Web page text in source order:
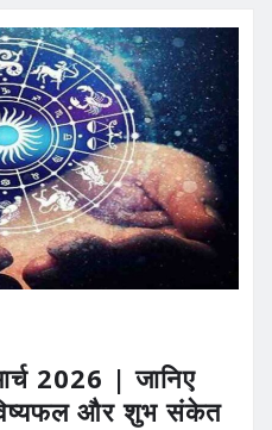
2026 | जानिए
और शुभ संकेत